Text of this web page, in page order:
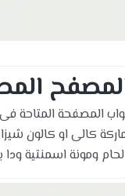
كالى او كالون
لحام ومونة اسمنتية